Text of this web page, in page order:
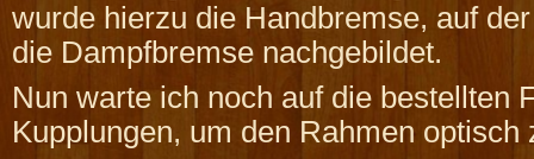
wurde hierzu die Handbremse, auf
die Dampfbremse nachgebildet.
Nun warte ich noch auf die bestellten
Kupplungen, um den Rahmen optisch